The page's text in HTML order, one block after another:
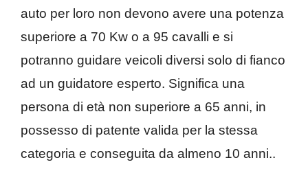
auto per loro non devono avere una potenza
superiore a 70 Kw o a 95 cavalli e si
potranno guidare veicoli diversi solo di fianco
ad un guidatore esperto. Significa una
persona di età non superiore a 65 anni, in
possesso di patente valida per la stessa
categoria e conseguita da almeno 10 anni..